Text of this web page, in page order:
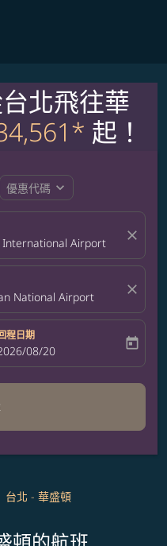
北飛往華
起！
優惠代碼 expand_more
International Airport close
National Airport close
程日期
booking-return-date-aria-label
08/20 today
台北 - 華盛頓